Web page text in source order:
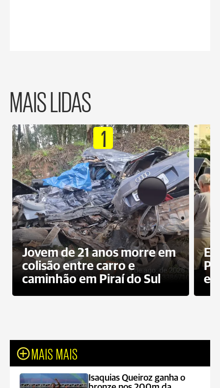
MAIS LIDAS
1
Jovem de 21 anos morre em
colisão entre carro e
caminhão em Piraí do Sul
MAIS MAIS
Isaquias Queiroz ganha o